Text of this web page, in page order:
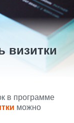
визитки
в программе
можно